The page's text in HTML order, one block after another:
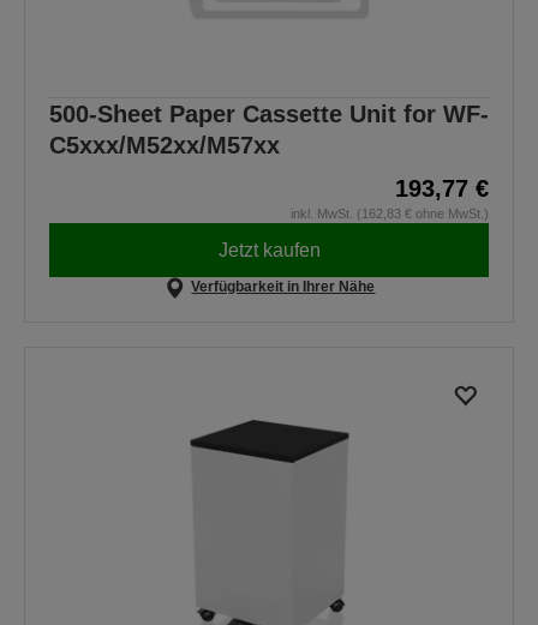
500-Sheet Paper Cassette Unit for WF-
C5xxx/M52xx/M57xx
193,77 €
inkl. MwSt. (162,83 € ohne MwSt.)
Jetzt kaufen
Verfügbarkeit in Ihrer Nähe